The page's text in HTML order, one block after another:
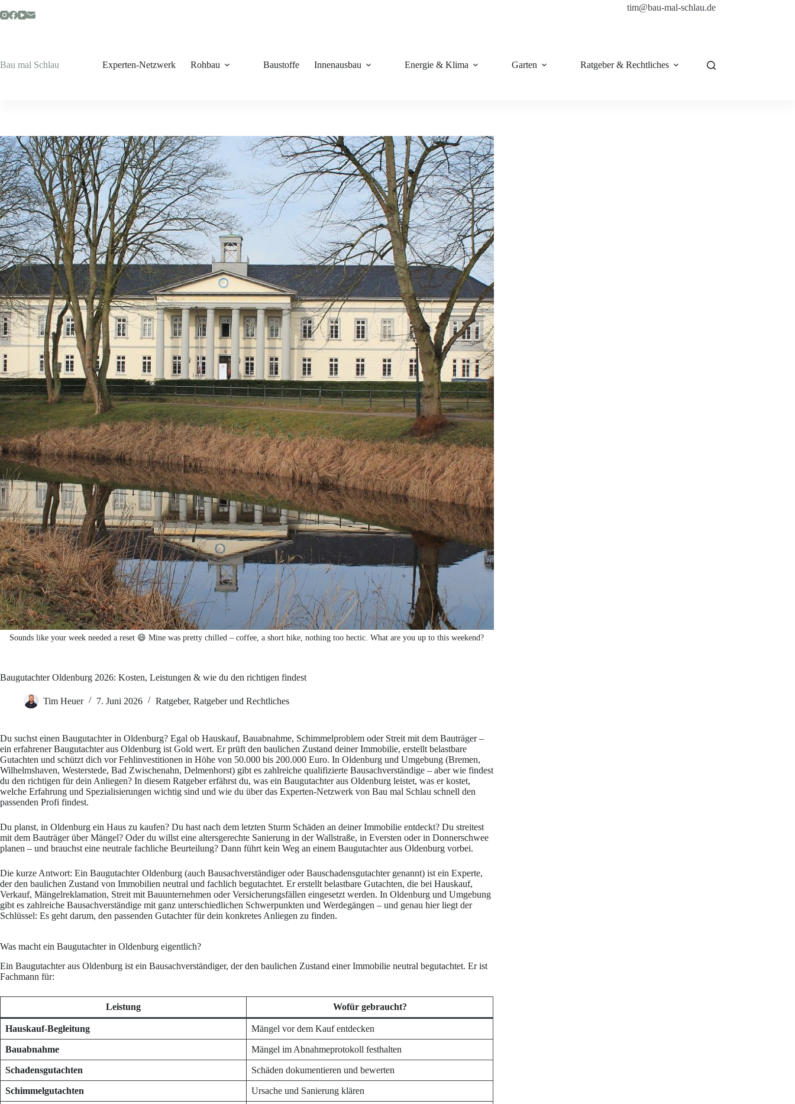
Inhalt
tim@bau-mal-schlau.de
Bau mal Schlau Experten-Netzwerk Rohbau Baustoffe Innenausbau Energie & Klima Garten Ratgeber & Rechtliches Shop
Sounds like your week needed a reset 😄 Mine was pretty chilled – coffee, a short hike, nothing too hectic. What are you up to this weekend?
Baugutachter Oldenburg 2026: Kosten, Leistungen & wie du den richtigen findest
Tim Heuer 7. Juni 2026 Ratgeber, Ratgeber und Rechtliches
Du suchst einen Baugutachter in Oldenburg? Egal ob Hauskauf, Bauabnahme, Schimmelproblem oder Streit mit dem Bauträger –
ein erfahrener Baugutachter aus Oldenburg ist Gold wert. Er prüft den baulichen Zustand deiner Immobilie, erstellt belastbare
Gutachten und schützt dich vor Fehlinvestitionen in Höhe von 50.000 bis 200.000 Euro. In Oldenburg und Umgebung (Bremen,
Wilhelmshaven, Westerstede, Bad Zwischenahn, Delmenhorst) gibt es zahlreiche qualifizierte Bausachverständige – aber wie findest
du den richtigen für dein Anliegen? In diesem Ratgeber erfährst du, was ein Baugutachter aus Oldenburg leistet, was er kostet,
welche Erfahrung und Spezialisierungen wichtig sind und wie du über das Experten-Netzwerk von Bau mal Schlau schnell den
passenden Profi findest.
Du planst, in Oldenburg ein Haus zu kaufen? Du hast nach dem letzten Sturm Schäden an deiner Immobilie entdeckt? Du streitest
mit dem Bauträger über Mängel? Oder du willst eine altersgerechte Sanierung in der Wallstraße, in Eversten oder in Donnerschwee
planen – und brauchst eine neutrale fachliche Beurteilung? Dann führt kein Weg an einem Baugutachter aus Oldenburg vorbei.
Die kurze Antwort: Ein Baugutachter Oldenburg (auch Bausachverständiger oder Bauschadensgutachter genannt) ist ein Experte,
der den baulichen Zustand von Immobilien neutral und fachlich begutachtet. Er erstellt belastbare Gutachten, die bei Hauskauf,
Verkauf, Mängelreklamation, Streit mit Bauunternehmen oder Versicherungsfällen eingesetzt werden. In Oldenburg und Umgebung
gibt es zahlreiche Bausachverständige mit ganz unterschiedlichen Schwerpunkten und Werdegängen – und genau hier liegt der
Schlüssel: Es geht darum, den passenden Gutachter für dein konkretes Anliegen zu finden.
Was macht ein Baugutachter in Oldenburg eigentlich?
Ein Baugutachter aus Oldenburg ist ein Bausachverständiger, der den baulichen Zustand einer Immobilie neutral begutachtet. Er ist
Fachmann für:
Leistung Wofür gebraucht?
Hauskauf-Begleitung Mängel vor dem Kauf entdecken
Bauabnahme Mängel im Abnahmeprotokoll festhalten
Schadensgutachten Schäden dokumentieren und bewerten
Schimmelgutachten Ursache und Sanierung klären